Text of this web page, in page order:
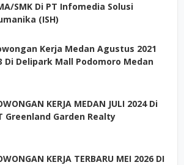
SMK Di PT Infomedia Solusi
(ISH)
Kerja Medan Agustus 2021
Di Delipark Mall Podomoro Medan
KERJA MEDAN JULI 2024 Di
Greenland Garden Realty
KERJA TERBARU MEI 2026 DI